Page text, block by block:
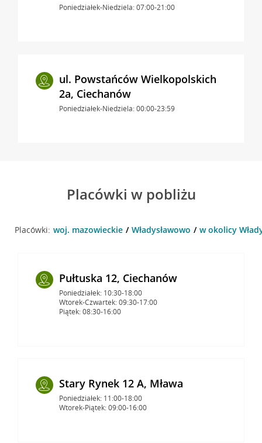
Poniedziałek-Niedziela: 07:00-21:00
ul. Powstańców Wielkopolskich
2a, Ciechanów
Poniedziałek-Niedziela: 00:00-23:59
Placówki w pobliżu
Placówki: woj. mazowieckie Władysławowo w okolicy
Pułtuska 12, Ciechanów
Poniedziałek: 10:30-18:00
Wtorek-Czwartek: 09:30-17:00
Piątek: 08:30-16:00
Stary Rynek 12 A, Mława
Poniedziałek: 11:00-18:00
Wtorek-Piątek: 09:00-16:00